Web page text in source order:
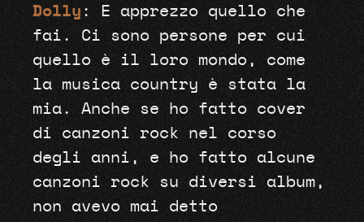
Dolly : E apprezzo quello che
fai. Ci sono persone per cui
quello è il loro mondo, come
la musica country è stata la
mia. Anche se ho fatto cover
di canzoni rock nel corso
degli anni, e ho fatto alcune
canzoni rock su diversi album,
non avevo mai detto